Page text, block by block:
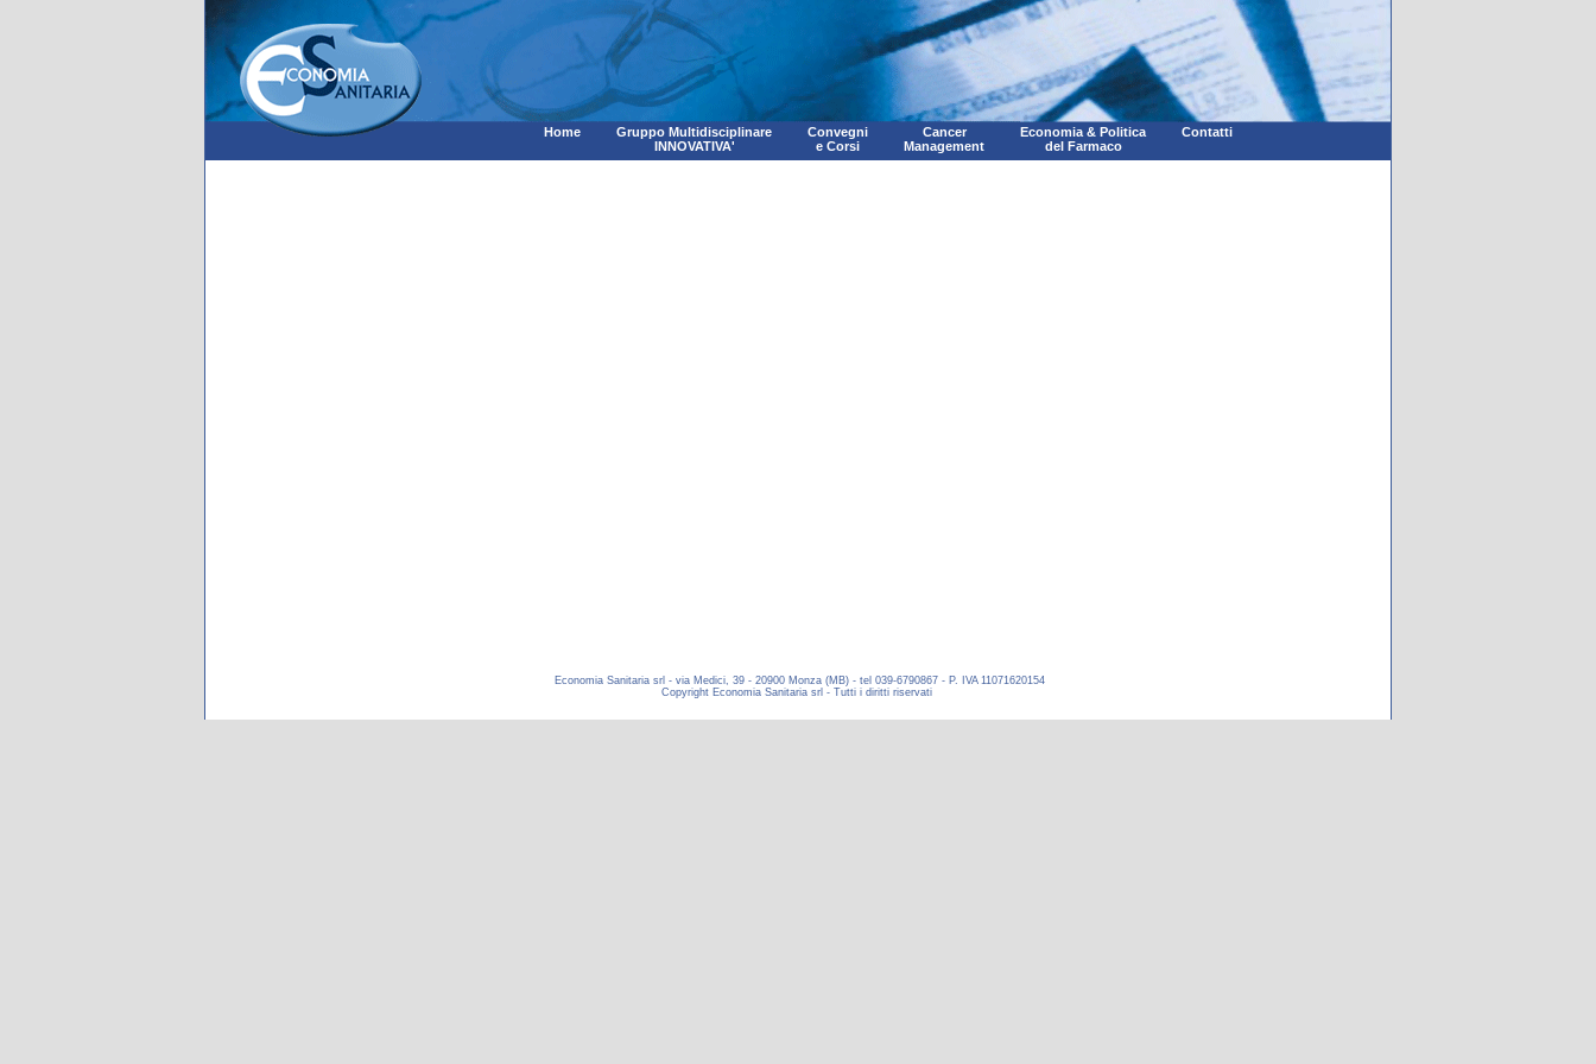
Home
Gruppo Multidisciplinare
INNOVATIVA'
Convegni
e Corsi
Cancer
Management
Economia & Politica
del Farmaco
Contatti
Economia Sanitaria srl - via Medici, 39 - 20900 Monza (MB) - tel 039-6790867 - P. IVA 11071620154
Copyright Economia Sanitaria srl - Tutti i diritti riservati